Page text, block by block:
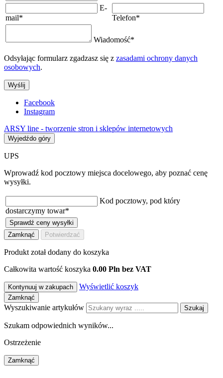
E-
mail* Telefon*
Wiadomość*
Odsyłając formularz zgadzasz się z zasadami ochrony danych
osobowych.
Wyślij
Facebook
Instagram
ARSY line - tworzenie stron i sklepów internetowych
Wyjedźdo góry
UPS
Wprowadź kod pocztowy miejsca docelowego, aby poznać cenę
wysyłki.
Kod pocztowy, pod który
dostarczymy towar*
Sprawdź ceny wysyłki
Zamknąć
Potwierdzać
Produkt zotał dodany do koszyka
Całkowita wartość koszyka 0.00 Pln bez VAT
Kontynuuj w zakupach Wyświetlić koszyk
Zamknąć
Wyszukiwanie artykułów Szukaj
Szukam odpowiednich wyników...
Ostrzeżenie
Zamknąć